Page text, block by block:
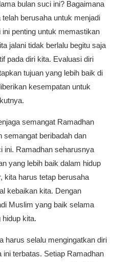
bulan suci ini? Bagaimana
berusaha untuk menjadi
penting untuk memastikan
jalani tidak berlalu begitu saja
pada diri kita. Evaluasi diri
tujuan yang lebih baik di
kesempatan untuk
semangat Ramadhan
semangat beribadah dan
ini. Ramadhan seharusnya
yang lebih baik dalam hidup
kita harus tetap berusaha
kebaikan kita. Dengan
Muslim yang baik selama
hidup kita.
harus selalu mengingatkan diri
terbatas. Setiap Ramadhan